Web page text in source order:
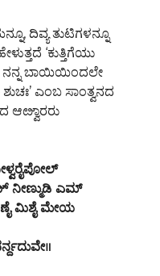
ದಿವ್ಯ ತುಟಿಗಳನ್ನೂ
‘ಕುತ್ತಿಗೆಯು
ನನ್ನ ಬಾಯಿಯಿಂದಲೇ
ಎಂಬ ಸಾಂತ್ವನದ
ಆೞ್ವಾರರು
ನೀಣ್ಮುಡಿ ಎಮ್
ಮಿಶೈ ಮೇಯ